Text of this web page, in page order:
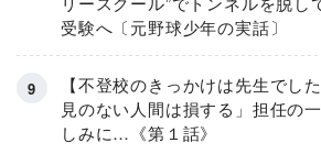
受験へ〔元野球少年の実話〕
【不登校のきっかけは先生でし
見のない人間は損する」担任の
しみに…《第１話》